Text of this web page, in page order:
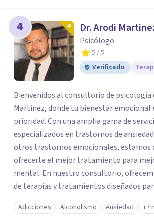
4 Dr. Arodi
Psicólogo
5 / 5
Verificado
Bienvenidos al consultorio de psicología
Martínez, donde tu bienestar emocional
prioridad. Con una amplia gama de
especializados en trastornos de
otros trastornos emocionales, estamos
ofrecerte el mejor tratamiento para
mental. En nuestro consultorio, ofrecemos una variedad
de terapias y tratamientos diseñados
necesidades específicas: Terapia para
Ansiedad y Depresión: Somos expertos
Adicciones Alcoholismo Ansiedad +7